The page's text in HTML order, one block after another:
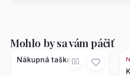
Mohlo by sa vám páčiť
Nákupná taška